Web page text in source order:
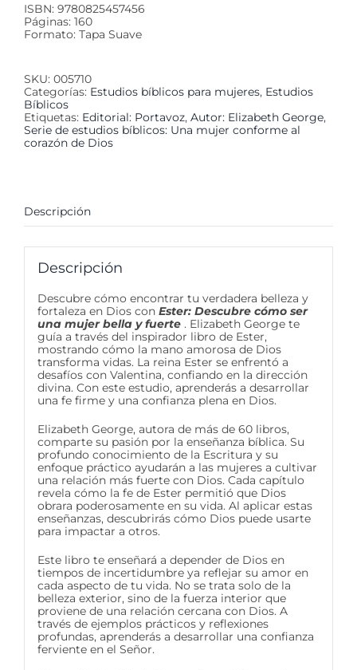
ISBN: 9780825457456
Páginas: 160
Formato: Tapa Suave
SKU: 005710
Categorías: Estudios bíblicos para mujeres, Estudios
Bíblicos
Etiquetas: Editorial: Portavoz, Autor: Elizabeth George,
Serie de estudios bíblicos: Una mujer conforme al
corazón de Dios
Descripción
Descripción
Descubre cómo encontrar tu verdadera belleza y
fortaleza en Dios con Ester: Descubre cómo ser
una mujer bella y fuerte . Elizabeth George te
guía a través del inspirador libro de Ester,
mostrando cómo la mano amorosa de Dios
transforma vidas. La reina Ester se enfrentó a
desafíos con Valentina, confiando en la dirección
divina. Con este estudio, aprenderás a desarrollar
una fe firme y una confianza plena en Dios.
Elizabeth George, autora de más de 60 libros,
comparte su pasión por la enseñanza bíblica. Su
profundo conocimiento de la Escritura y su
enfoque práctico ayudarán a las mujeres a cultivar
una relación más fuerte con Dios. Cada capítulo
revela cómo la fe de Ester permitió que Dios
obrara poderosamente en su vida. Al aplicar estas
enseñanzas, descubrirás cómo Dios puede usarte
para impactar a otros.
Este libro te enseñará a depender de Dios en
tiempos de incertidumbre ya reflejar su amor en
cada aspecto de tu vida. No se trata solo de la
belleza exterior, sino de la fuerza interior que
proviene de una relación cercana con Dios. A
través de ejemplos prácticos y reflexiones
profundas, aprenderás a desarrollar una confianza
ferviente en el Señor.